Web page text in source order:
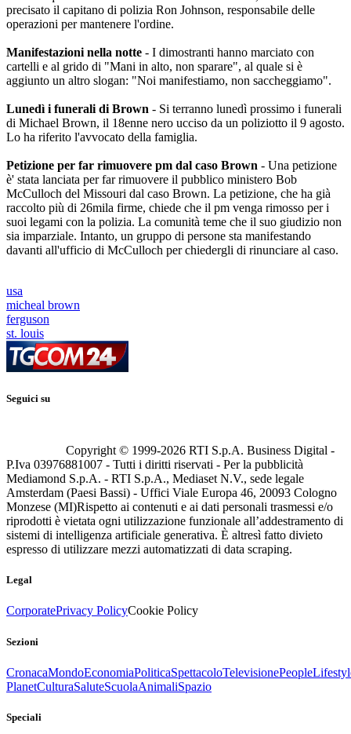
precisato il capitano di polizia Ron Johnson, responsabile delle
operazioni per mantenere l'ordine.
Manifestazioni nella notte - I dimostranti hanno marciato con
cartelli e al grido di "Mani in alto, non sparare", al quale si è
aggiunto un altro slogan: "Noi manifestiamo, non saccheggiamo".
Lunedì i funerali di Brown - Si terranno lunedì prossimo i funerali
di Michael Brown, il 18enne nero ucciso da un poliziotto il 9 agosto.
Lo ha riferito l'avvocato della famiglia.
Petizione per far rimuovere pm dal caso Brown - Una petizione
è' stata lanciata per far rimuovere il pubblico ministero Bob
McCulloch del Missouri dal caso Brown. La petizione, che ha già
raccolto più di 26mila firme, chiede che il pm venga rimosso per i
suoi legami con la polizia. La comunità teme che il suo giudizio non
sia imparziale. Intanto, un gruppo di persone sta manifestando
davanti all'ufficio di McCulloch per chiedergli di rinunciare al caso.
usa
micheal brown
ferguson
st. louis
Seguici su
Copyright © 1999-2026 RTI S.p.A. Business Digital -
P.Iva 03976881007 - Tutti i diritti riservati - Per la pubblicità
Mediamond S.p.A. - RTI S.p.A., Mediaset N.V., sede legale
Amsterdam (Paesi Bassi) - Uffici Viale Europa 46, 20093 Cologno
Monzese (MI)Rispetto ai contenuti e ai dati personali trasmessi e/o
riprodotti è vietata ogni utilizzazione funzionale all’addestramento di
sistemi di intelligenza artificiale generativa. È altresì fatto divieto
espresso di utilizzare mezzi automatizzati di data scraping.
Legal
CorporatePrivacy PolicyCookie Policy
Sezioni
CronacaMondoEconomiaPoliticaSpettacoloTelevisionePeople
PlanetCulturaSaluteScuolaAnimaliSpazio
Speciali